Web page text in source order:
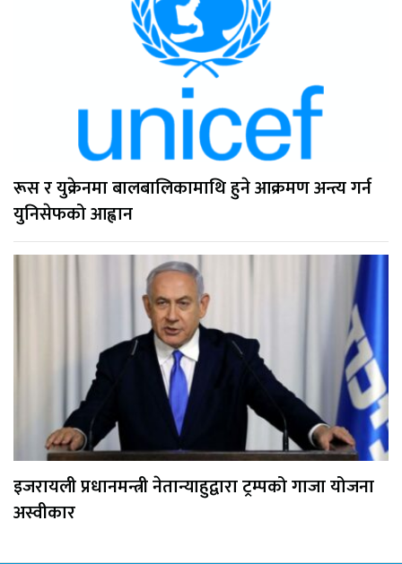
रूस र युक्रेनमा बालबालिकामाथि हुने आक्रमण अन्त्य गर्न
युनिसेफको आह्वान
इजरायली प्रधानमन्त्री नेतान्याहुद्वारा ट्रम्पको गाजा योजना
अस्वीकार